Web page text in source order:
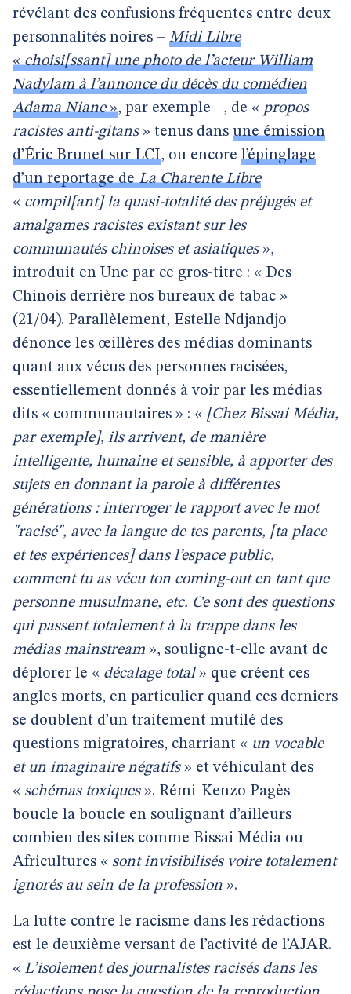
révélant des confusions fréquentes entre deux
personnalités noires – Midi Libre
«choisi[ssant] une photo de l’acteur William
Nadylam à l’annonce du décès du comédien
Adama Niane», par exemple –, de « propos
racistes anti-gitans» tenus dans une émission
d’Éric Brunet sur LCI, ou encore l’épinglage
d’un reportage deLa Charente Libre
« compil[ant] la quasi-totalité des préjugés et
amalgames racistes existant sur les
communautés chinoises et asiatiques»,
introduit en Une par ce gros-titre : « Des
Chinois derrière nos bureaux de tabac »
(21/04). Parallèlement, Estelle Ndjandjo
dénonce les œillères des médias dominants
quant aux vécus des personnes racisées,
essentiellement donnés à voir par les médias
dits « communautaires » : « [Chez Bissai Média,
par exemple], ils arrivent, de manière
intelligente, humaine et sensible, à apporter des
sujets en donnant la parole à différentes
générations : interroger le rapport avec le mot
"racisé", avec la langue de tes parents, [ta place
et tes expériences] dans l’espace public,
comment tu as vécu ton coming-out en tant que
personne musulmane, etc. Ce sont des questions
qui passent totalement à la trappe dans les
médias mainstream », souligne-t-elle avant de
déplorer le « décalage total» que créent ces
angles morts, en particulier quand ces derniers
se doublent d’un traitement mutilé des
questions migratoires, charriant « un vocable
et un imaginaire négatifs» et véhiculant des
« schémas toxiques». Rémi-Kenzo Pagès
boucle la boucle en soulignant d’ailleurs
combien des sites comme Bissai Média ou
Africultures « sont invisibilisés voire totalement
ignorés au sein de la profession ».
La lutte contre le racisme dans les rédactions
est le deuxième versant de l’activité de l’AJAR.
« L’isolement des journalistes racisés dans les